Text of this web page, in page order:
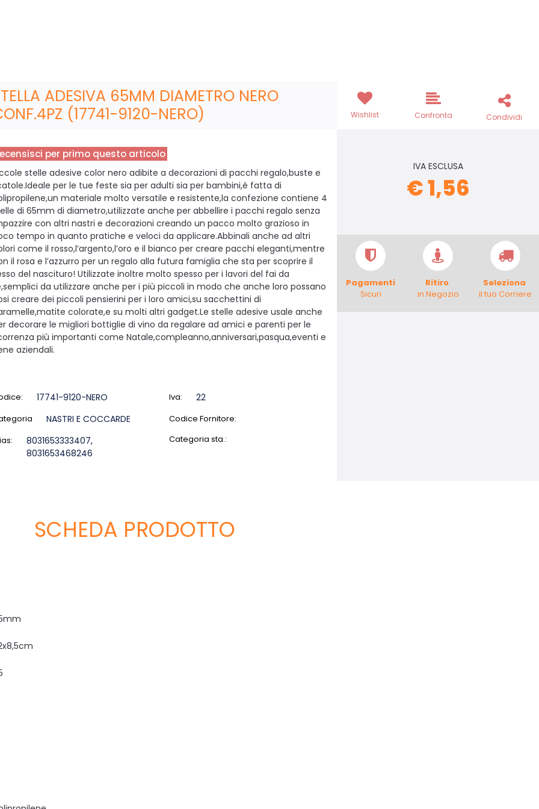
ADESIVA 65MM DIAMETRO NERO
(17741-9120-NERO)
per primo questo articolo
stelle adesive color nero adibite a decorazioni di pacchi regalo,buste e
per le tue feste sia per adulti sia per bambini,è fatta di
materiale molto versatile e resistente,la confezione contiene 4
di 65mm di diametro,utilizzate anche per abbellire i pacchi regalo senza
con altri nastri e decorazioni creando un pacco molto grazioso in
tempo in quanto pratiche e veloci da applicare.Abbinali anche ad altri
come il rosso,l’argento,l’oro e il bianco per creare pacchi eleganti,mentre
il rosa e l’azzurro per un regalo alla futura famiglia che sta per scoprire il
del nascituro! Utilizzate inoltre molto spesso per i lavori del fai da
da utilizzare anche per i più piccoli in modo che anche loro possano
creare dei piccoli pensierini per i loro amici,su sacchettini di
colorate,e su molti altri gadget.Le stelle adesive usale anche
decorare le migliori bottiglie di vino da regalare ad amici e parenti per le
più importanti come Natale,compleanno,anniversari,pasqua,eventi e
aziendali.
17741-9120-NERO
NASTRI E COCCARDE
8031653333407,
8031653468246
Iva: 22
Codice Fornitore:
Categoria sta.:
Wishlist Confronta Condividi
IVA ESCLUSA
€ 1,56
Pagamenti
Sicuri
Ritiro
in Negozio
Seleziona
il tuo Corriere
SCHEDA PRODOTTO